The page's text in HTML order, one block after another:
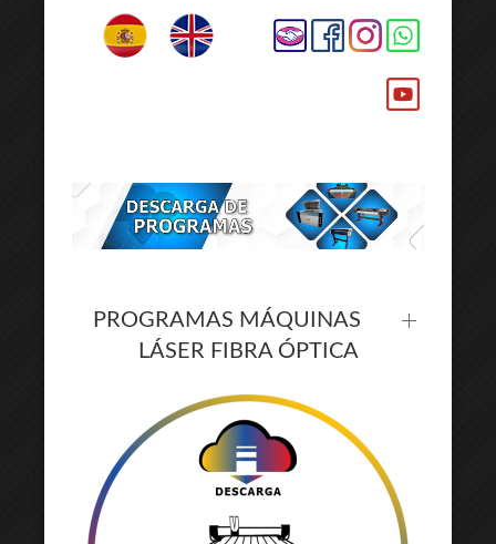
PROGRAMAS MÁQUINAS
LÁSER FIBRA ÓPTICA